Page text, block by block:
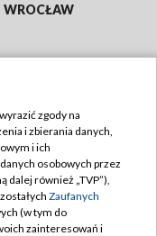
WROCŁAW
zgody na
i zbierania danych,
i ich
osobowych przez
dalej również „TVP”),
Zaufanych
(w tym do
zainteresowań i